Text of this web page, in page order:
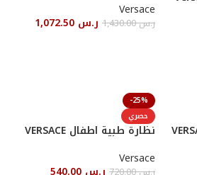
Versace
ر.س1,430.00 ر.س
-25%
حصري
نظارة طبية اطفال VERSACE
Versace